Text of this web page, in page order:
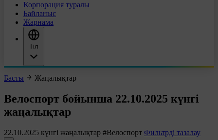
Корпорация туралы
Байланыс
Жарнама
Тіл
Басты Жаңалықтар
Велоспорт бойынша 22.10.2025 күнгі
жаңалықтар
22.10.2025 күнгі жаңалықтар #Велоспорт Фильтрді тазалау